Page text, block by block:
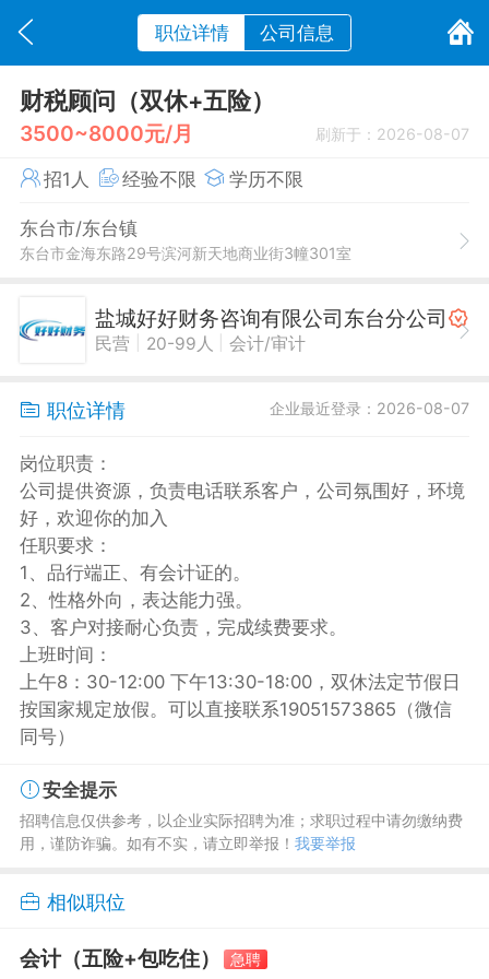
职位详情 公司信息
财税顾问（双休+五险）
3500~8000元/月 刷新于：2026-08-07
招1人 经验不限 学历不限
东台市/东台镇
东台市金海东路29号滨河新天地商业街3幢301室
盐城好好财务咨询有限公司东台分公司
民营 20-99人 会计/审计
职位详情 企业最近登录：2026-08-07
岗位职责：
公司提供资源，负责电话联系客户，公司氛围好，环境
好，欢迎你的加入
任职要求：
1、品行端正、有会计证的。
2、性格外向，表达能力强。
3、客户对接耐心负责，完成续费要求。
上班时间：
上午8：30-12:00 下午13:30-18:00，双休法定节假日
按国家规定放假。可以直接联系19051573865（微信
同号）
安全提示
招聘信息仅供参考，以企业实际招聘为准；求职过程中请勿缴纳费
用，谨防诈骗。如有不实，请立即举报！ 我要举报
相似职位
会计（五险+包吃住） 急聘